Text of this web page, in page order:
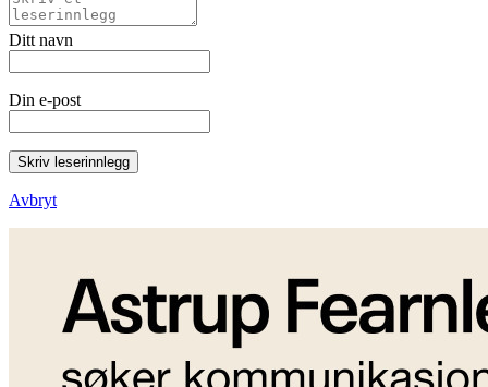
Ditt navn
Din e-post
Skriv leserinnlegg
Avbryt